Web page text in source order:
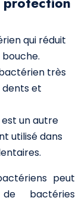
qui réduit
très
et
un autre
utilisé dans
peut
bactéries